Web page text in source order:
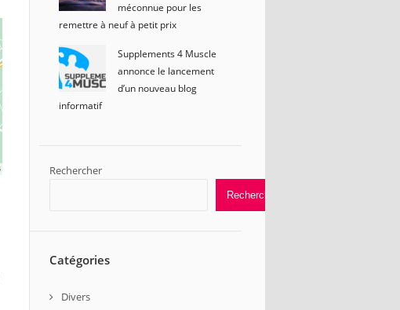
méconnue pour les
remettre à neuf à petit prix
Supplements 4 Muscle
annonce le lancement
d’un nouveau blog
informatif
Rechercher
Rechercher
Catégories
Divers